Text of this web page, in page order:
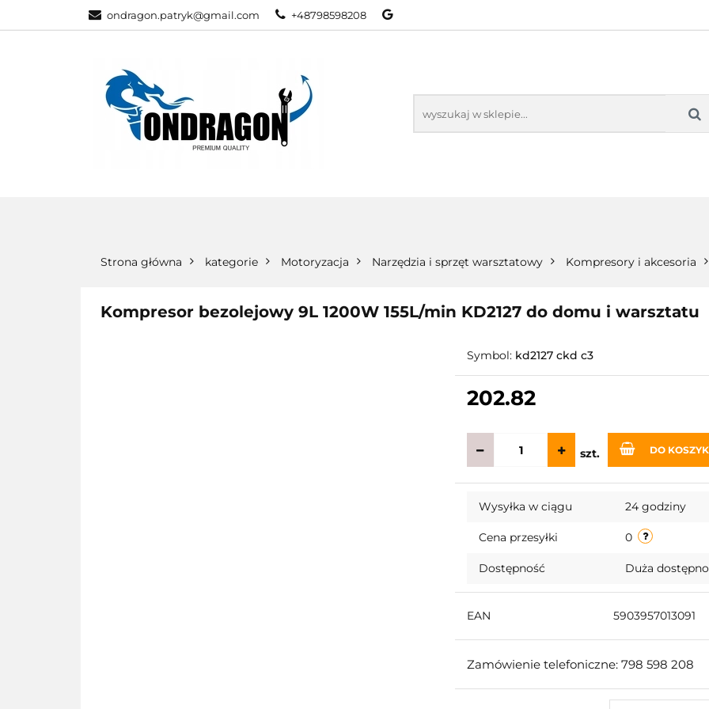
ondragon.patryk@gmail.com +48798598208
KATEGORIE NOWOŚCI
Strona główna kategorie Motoryzacja Narzędzia i sprzęt warsztatowy Kompresory i akcesoria
Kompresor bezolejowy 9L 1200W 155L/min KD2127 do domu i warsztatu
Symbol: kd2127 ckd c3
202.82
szt. DO
Wysyłka w ciągu 24 godziny
Cena przesyłki 0
Dostępność Duża
EAN 5903957013091
Zamówienie telefoniczne: 798 598 208